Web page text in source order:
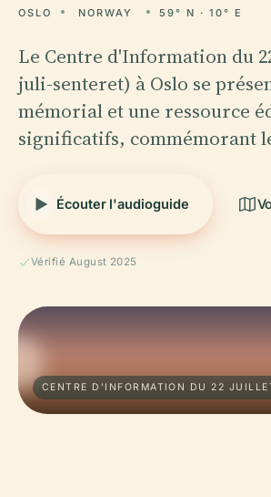
OSLO NORWAY 59° N · 10° E
Le Centre d'Information du
juli-senteret) à Oslo se
mémorial et une ressource
significatifs, commémorant
Écouter l'audioguide
Vérifié August 2025
CENTRE D'INFORMATION DU 22